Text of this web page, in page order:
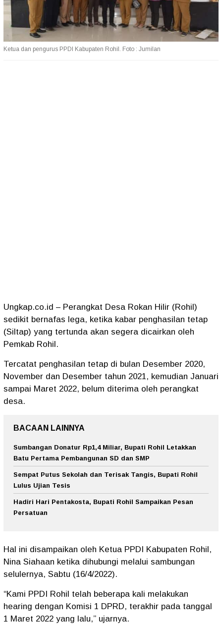
Ketua dan pengurus PPDI Kabupaten Rohil. Foto : Jumilan
Ungkap.co.id – Perangkat Desa Rokan Hilir (Rohil)
sedikit bernafas lega, ketika kabar penghasilan tetap
(Siltap) yang tertunda akan segera dicairkan oleh
Pemkab Rohil.
Tercatat penghasilan tetap di bulan Desember 2020,
November dan Desember tahun 2021, kemudian Januari
sampai Maret 2022, belum diterima oleh perangkat
desa.
BACAAN LAINNYA
Sumbangan Donatur Rp1,4 Miliar, Bupati Rohil Letakkan
Batu Pertama Pembangunan SD dan SMP
Sempat Putus Sekolah dan Terisak Tangis, Bupati Rohil
Lulus Ujian Tesis
Hadiri Hari Pentakosta, Bupati Rohil Sampaikan Pesan
Persatuan
Hal ini disampaikan oleh Ketua PPDI Kabupaten Rohil,
Nina Siahaan ketika dihubungi melalui sambungan
selulernya, Sabtu (16/4/2022).
“Kami PPDI Rohil telah beberapa kali melakukan
hearing dengan Komisi 1 DPRD, terakhir pada tanggal
1 Maret 2022 yang lalu,” ujarnya.